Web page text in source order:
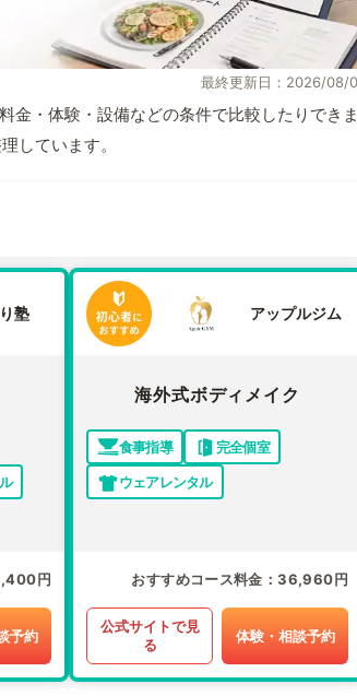
最終更新日：2026/08/
金・体験・設備などの条件で比較したりでき
しています。
塾
円
予約
アップルジム
海外式ボディメイク
食事指導
完全個室
ウェアレンタル
おすすめコース料金 36,960円
公式サイトで見
る
体験・相談予約